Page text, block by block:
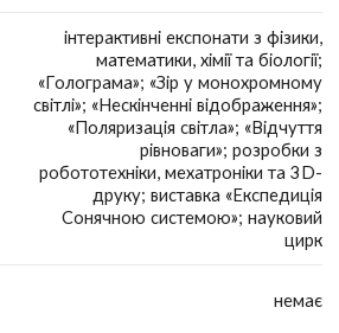
інтерактивні експонати з фізики,
математики, хімії та біології;
«Голограма»; «Зір у монохромному
світлі»; «Нескінченні відображення»;
«Поляризація світла»; «Відчуття
рівноваги»; розробки з
робототехніки, мехатроніки та 3D-
друку; виставка «Експедиція
Сонячною системою»; науковий
цирк
немає